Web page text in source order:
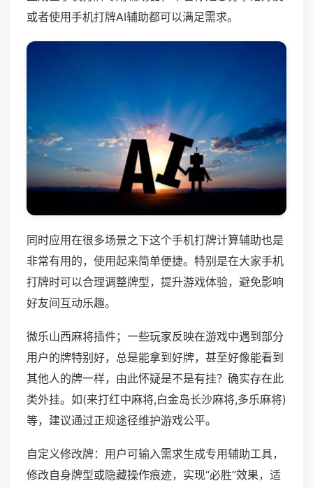
或者使用手机打牌AI辅助都可以满足需求。
同时应用在很多场景之下这个手机打牌计算辅助也是
非常有用的，使用起来简单便捷。特别是在大家手机
打牌时可以合理调整牌型，提升游戏体验，避免影响
好友间互动乐趣。
微乐山西麻将插件；一些玩家反映在游戏中遇到部分
用户的牌特别好，总是能拿到好牌，甚至好像能看到
其他人的牌一样，由此怀疑是不是有挂？确实存在此
类外挂。如(来打红中麻将,白金岛长沙麻将,多乐麻将)
等，建议通过正规途径维护游戏公平。
自定义修改牌：用户可输入需求生成专用辅助工具，
修改自身牌型或隐藏操作痕迹，实现“必胜”效果，适